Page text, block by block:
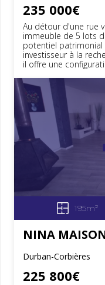
235 000€
Au détour d'une rue
immeuble de 5 lots
potentiel patrimonial
investisseur à la
il offre une
195m²
NINA
Durban-Corbières
225 800€